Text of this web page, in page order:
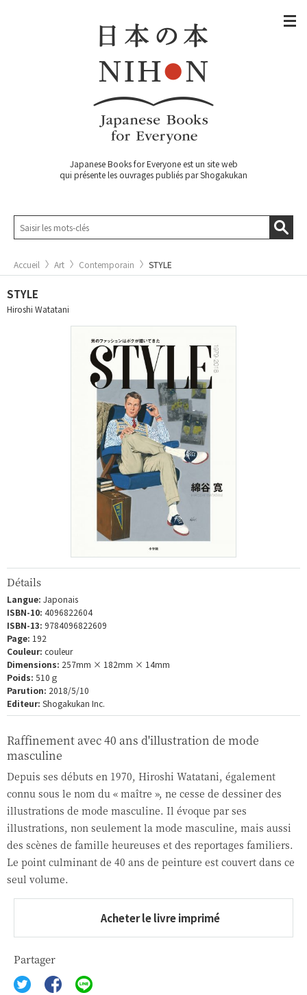
Japanese Books for Everyone est un site web
qui présente les ouvrages publiés par Shogakukan
Accueil Art Contemporain STYLE
STYLE
Hiroshi Watatani
Détails
Langue: Japonais
ISBN-10: 4096822604
ISBN-13: 9784096822609
Page: 192
Couleur: couleur
Dimensions: 257mm × 182mm × 14mm
Poids: 510ｇ
Parution: 2018/5/10
Editeur: Shogakukan Inc.
Raffinement avec 40 ans d'illustration de mode
masculine
Depuis ses débuts en 1970, Hiroshi Watatani, également
connu sous le nom du « maître », ne cesse de dessiner des
illustrations de mode masculine. Il évoque par ses
illustrations, non seulement la mode masculine, mais aussi
des scènes de famille heureuses et des reportages familiers.
Le point culminant de 40 ans de peinture est couvert dans ce
seul volume.
Acheter le livre imprimé
Partager